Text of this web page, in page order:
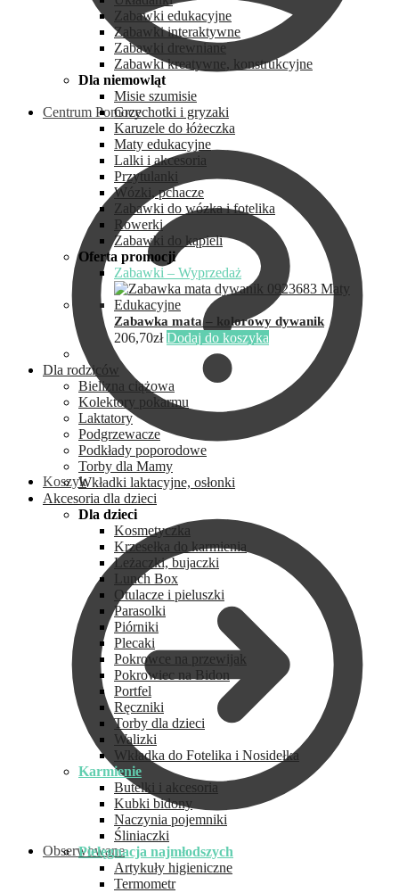
Centrum Pomocy
Koszyk
Obserwowane
Zabawki edukacyjne
Zabawki interaktywne
Zabawki drewniane
Zabawki kreatywne, konstrukcyjne
Dla niemowląt
Misie szumisie
Grzechotki i gryzaki
Karuzele do łóżeczka
Maty edukacyjne
Lalki i akcesoria
Przytulanki
Wózki, pchacze
Zabawki do wózka i fotelika
Rowerki
Zabawki do kąpieli
Oferta promocji
Zabawki – Wyprzedaż
Zabawka mata – kolorowy dywanik
206,70zł Dodaj do koszyka
Dla rodziców
Bielizna ciążowa
Kolektory pokarmu
Laktatory
Podgrzewacze
Podkłady poporodowe
Torby dla Mamy
Wkładki laktacyjne, osłonki
Akcesoria dla dzieci
Dla dzieci
Kosmetyczka
Krzesełka do karmienia
Leżaczki, bujaczki
Lunch Box
Otulacze i pieluszki
Parasolki
Piórniki
Plecaki
Pokrowce na przewijak
Pokrowiec na Bidon
Portfel
Ręczniki
Torby dla dzieci
Walizki
Wkładka do Fotelika i Nosidełka
Karmienie
Butelki i akcesoria
Kubki bidony
Naczynia pojemniki
Śliniaczki
Pielęgnacja najmłodszych
Artykuły higieniczne
Termometr